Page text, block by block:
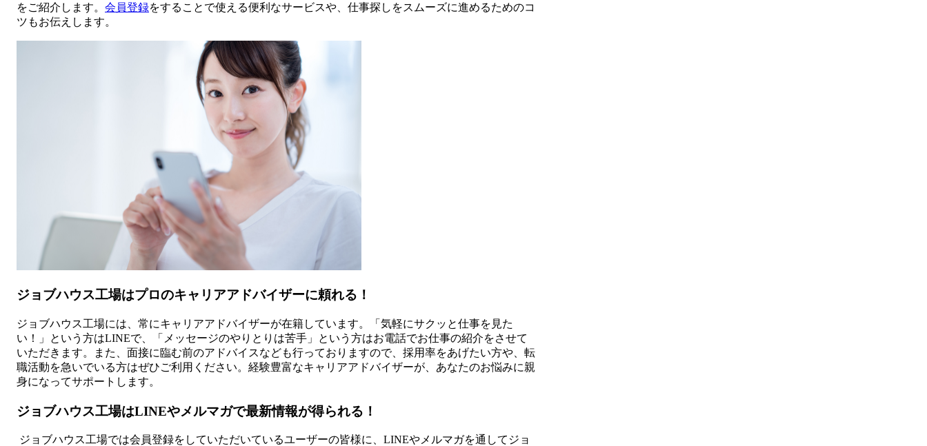
をご紹介します。 会員登録をすることで使える便利なサービスや、仕事探しをスムーズに進めるためのコ
ツもお伝えします。
ジョブハウス工場はプロのキャリアアドバイザーに頼れる！
ジョブハウス工場には、常にキャリアアドバイザーが在籍しています。「気軽にサクッと仕事を見た
い！」という方はLINEで、「メッセージのやりとりは苦手」という方はお電話でお仕事の紹介をさせて
いただきます。また、面接に臨む前のアドバイスなども行っておりますので、採用率をあげたい方や、転
職活動を急いでいる方はぜひご利用ください。経験豊富なキャリアアドバイザーが、あなたのお悩みに親
身になってサポートします。
ジョブハウス工場はLINEやメルマガで最新情報が得られる！
ジョブハウス工場では会員登録をしていただいているユーザーの皆様に、LINEやメルマガを通してジョ